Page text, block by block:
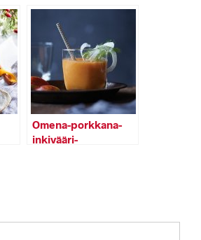
Omena-porkkana-
inkivääri-